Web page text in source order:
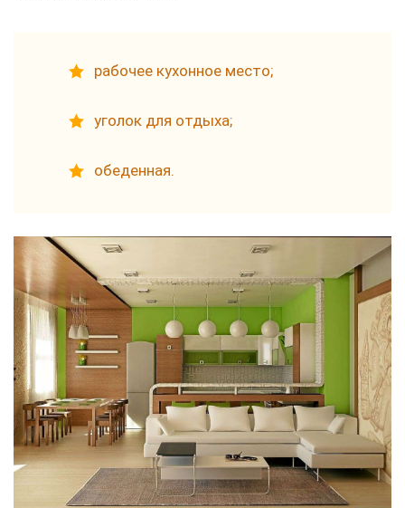
рабочее кухонное место;
уголок для отдыха;
обеденная.